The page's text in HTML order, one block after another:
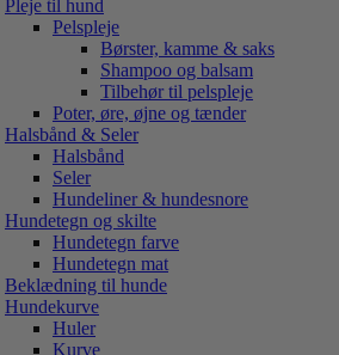
Pleje til hund
Pelspleje
Børster, kamme & saks
Shampoo og balsam
Tilbehør til pelspleje
Poter, øre, øjne og tænder
Halsbånd & Seler
Halsbånd
Seler
Hundeliner & hundesnore
Hundetegn og skilte
Hundetegn farve
Hundetegn mat
Beklædning til hunde
Hundekurve
Huler
Kurve